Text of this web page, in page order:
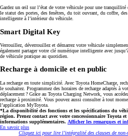
Gardez un œil sur l’état de votre véhicule pour une
le statut des portes, des fenêtres, du toit ouvrant, du coffre,
intelligente à l’intérieur du véhicule.
Smart Digital Key
Verrouillez, déverrouillez et démarrez votre véhicule
également partager votre clé numérique intelligente avec
de véhicule pratique au quotidien.
Recharge à domicile et en public
La recharge en toute simplicité. Avec Toyota HomeCharge,
le souhaitez. Programmez des horaires de recharge adaptés à
déplacement ? Grâce au Toyota Charging Network, vous
recharge à proximité. Vous pouvez aussi consulter à tout
l’application MyToyota.
*La disponibilité des fonctions et les spécifications du
région. Prenez contact avec votre concessionnaire Toyota
informations supplémentaires. Afficher les remarques et
En savoir plus
Cliquez ici pour lire l’intégralité des clauses de non-